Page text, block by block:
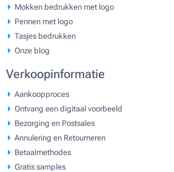
Mokken bedrukken met logo
Pennen met logo
Tasjes bedrukken
Onze blog
Verkoopinformatie
Aankoopproces
Ontvang een digitaal voorbeeld
Bezorging en Postsales
Annulering en Retourneren
Betaalmethodes
Gratis samples